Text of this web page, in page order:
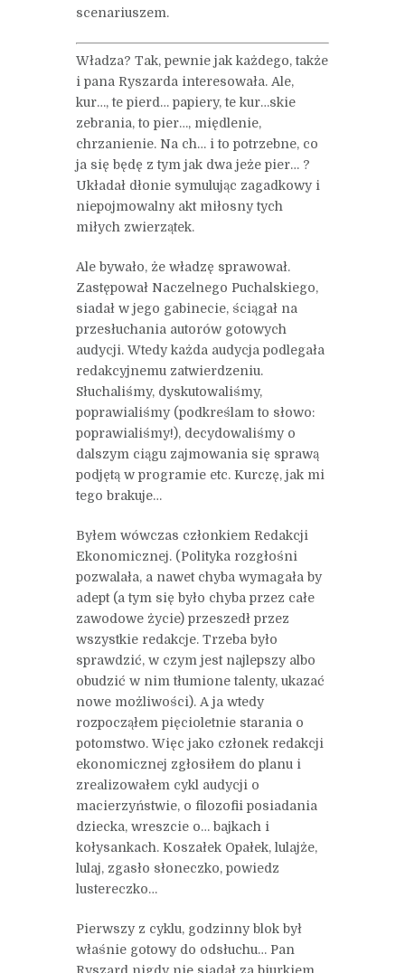
scenariuszem.
Władza? Tak, pewnie jak każdego, także
i pana Ryszarda interesowała. Ale,
kur…, te pierd… papiery, te kur…skie
zebrania, to pier…, międlenie,
chrzanienie. Na ch… i to potrzebne, co
ja się będę z tym jak dwa jeże pier… ?
Układał dłonie symulując zagadkowy i
niepojmowalny akt miłosny tych
miłych zwierzątek.
Ale bywało, że władzę sprawował.
Zastępował Naczelnego Puchalskiego,
siadał w jego gabinecie, ściągał na
przesłuchania autorów gotowych
audycji. Wtedy każda audycja podlegała
redakcyjnemu zatwierdzeniu.
Słuchaliśmy, dyskutowaliśmy,
poprawialiśmy (podkreślam to słowo:
poprawialiśmy!), decydowaliśmy o
dalszym ciągu zajmowania się sprawą
podjętą w programie etc. Kurczę, jak mi
tego brakuje…
Byłem wówczas członkiem Redakcji
Ekonomicznej. (Polityka rozgłośni
pozwalała, a nawet chyba wymagała by
adept (a tym się było chyba przez całe
zawodowe życie) przeszedł przez
wszystkie redakcje. Trzeba było
sprawdzić, w czym jest najlepszy albo
obudzić w nim tłumione talenty, ukazać
nowe możliwości). A ja wtedy
rozpocząłem pięcioletnie starania o
potomstwo. Więc jako członek redakcji
ekonomicznej zgłosiłem do planu i
zrealizowałem cykl audycji o
macierzyństwie, o filozofii posiadania
dziecka, wreszcie o… bajkach i
kołysankach. Koszałek Opałek, lulajże,
lulaj, zgasło słoneczko, powiedz
lustereczko…
Pierwszy z cyklu, godzinny blok był
właśnie gotowy do odsłuchu… Pan
Ryszard nigdy nie siadał za biurkiem